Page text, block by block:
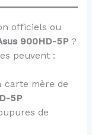
officiels ou
900HD-5P?
peuvent :
carte mère de
5P
de